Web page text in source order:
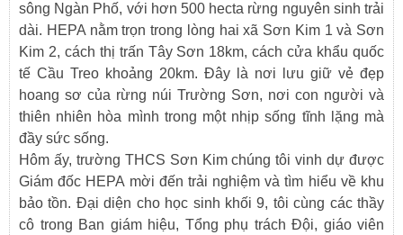
sông Ngàn Phố, với hơn 500 hecta rừng nguyên sinh trải
dài. HEPA nằm trọn trong lòng hai xã Sơn Kim 1 và Sơn
Kim 2, cách thị trấn Tây Sơn 18km, cách cửa khẩu quốc
tế Cầu Treo khoảng 20km. Đây là nơi lưu giữ vẻ đẹp
hoang sơ của rừng núi Trường Sơn, nơi con người và
thiên nhiên hòa mình trong một nhịp sống tĩnh lặng mà
đầy sức sống.
Hôm ấy, trường THCS Sơn Kim chúng tôi vinh dự được
Giám đốc HEPA mời đến trải nghiệm và tìm hiểu về khu
bảo tồn. Đại diện cho học sinh khối 9, tôi cùng các thầy
cô trong Ban giám hiệu, Tổng phụ trách Đội, giáo viên